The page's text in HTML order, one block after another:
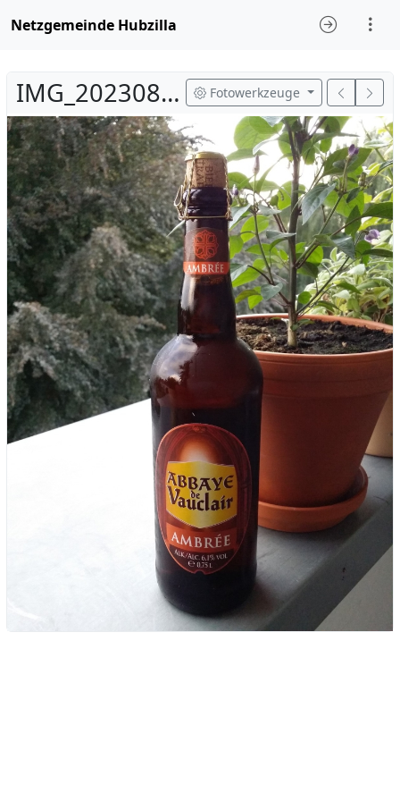
Netzgemeinde Hubzilla
Fotowerkzeuge
IMG_20230815_173800Z.jpg